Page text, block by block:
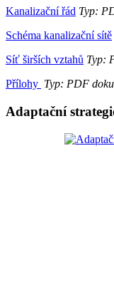
Kanalizační řád Typ:
Schéma kanalizační sítě
Síť širších vztahů Typ:
Přílohy Typ: PDF
Adaptační